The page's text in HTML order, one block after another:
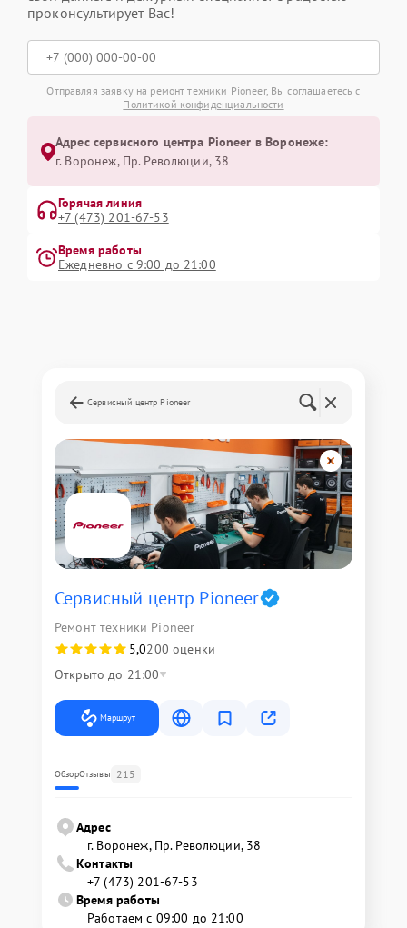
проконсультирует Вас!
Отправляя заявку на ремонт техники Pioneer, Вы соглашаетесь с
Политикой конфиденциальности
Адрес сервисного центра Pioneer в Воронеже:
г. Воронеж, Пр. Революции, 38
Горячая линия
+7 (473) 201-67-53
Время работы
Ежедневно с 9:00 до 21:00
Сервисный центр Pioneer
Сервисный центр Pioneer
Ремонт техники Pioneer
5,0200 оценки
Открыто до 21:00
Маршрут
ОбзорОтзывы 215
Адрес
г. Воронеж, Пр. Революции, 38
Контакты
+7 (473) 201-67-53
Время работы
Работаем с 09:00 до 21:00